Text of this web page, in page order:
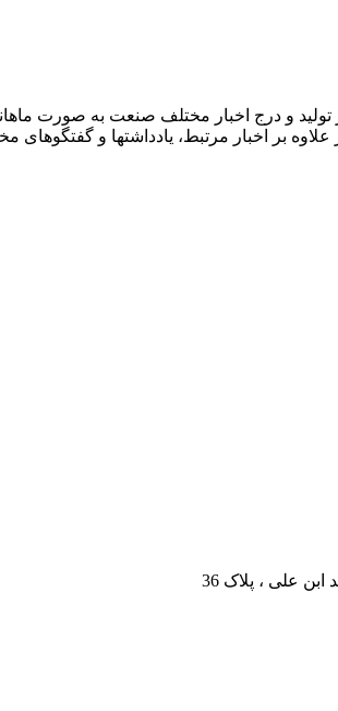
و درج اخبار مختلف صنعت به صورت
بر اخبار مرتبط، یادداشتها و
علی ، پلاک 36